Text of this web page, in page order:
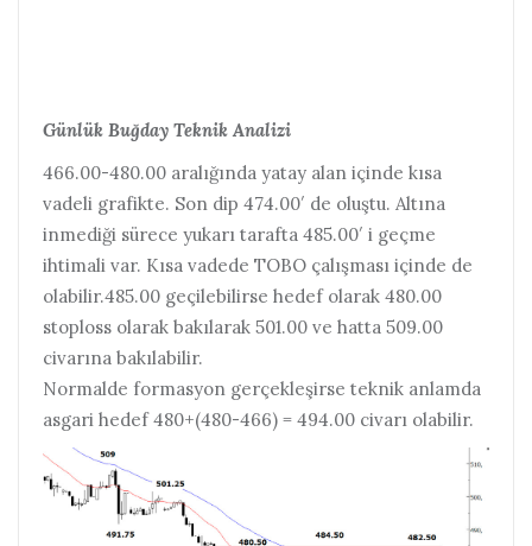
Günlük Buğday Teknik Analizi
466.00-480.00 aralığında yatay alan içinde kısa
vadeli grafikte. Son dip 474.00′ de oluştu. Altına
inmediği sürece yukarı tarafta 485.00′ i geçme
ihtimali var. Kısa vadede TOBO çalışması içinde de
olabilir.485.00 geçilebilirse hedef olarak 480.00
stoploss olarak bakılarak 501.00 ve hatta 509.00
civarına bakılabilir.
Normalde formasyon gerçekleşirse teknik anlamda
asgari hedef 480+(480-466) = 494.00 civarı olabilir.